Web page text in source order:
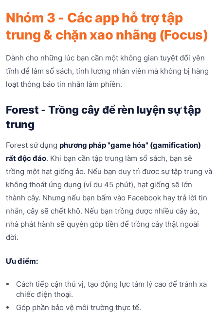
Nhóm 3 - Các app hỗ trợ tập
trung & chặn xao nhãng (Focus)
Dành cho những lúc bạn cần một không gian tuyệt đối yên
tĩnh để làm sổ sách, tính lương nhân viên mà không bị hàng
loạt thông báo tin nhắn làm phiền.
Forest - Trồng cây để rèn luyện sự tập
trung
Forest sử dụng phương pháp "game hóa" (gamification)
rất độc đáo. Khi bạn cần tập trung làm sổ sách, bạn sẽ
trồng một hạt giống ảo. Nếu bạn duy trì được sự tập trung và
không thoát ứng dụng (ví dụ 45 phút), hạt giống sẽ lớn
thành cây. Nhưng nếu bạn bấm vào Facebook hay trả lời tin
nhắn, cây sẽ chết khô. Nếu bạn trồng được nhiều cây ảo,
nhà phát hành sẽ quyên góp tiền để trồng cây thật ngoài
đời.
Ưu điểm:
Cách tiếp cận thú vị, tạo động lực tâm lý cao để tránh xa
chiếc điện thoại.
Góp phần bảo vệ môi trường thực tế.